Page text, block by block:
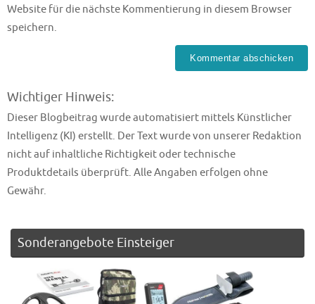
Website für die nächste Kommentierung in diesem Browser
speichern.
Wichtiger Hinweis:
Dieser Blogbeitrag wurde automatisiert mittels Künstlicher
Intelligenz (KI) erstellt. Der Text wurde von unserer Redaktion
nicht auf inhaltliche Richtigkeit oder technische
Produktdetails überprüft. Alle Angaben erfolgen ohne
Gewähr.
Sonderangebote Einsteiger